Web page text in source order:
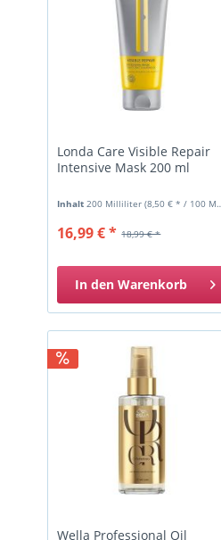
Londa Care Visible Repair
Intensive Mask 200 ml
Inhalt200 Milliliter(8,50 € * / 100 Milliliter)
18,99 € *
16,99 € *
In den Warenkorb
Wella Professional Oil